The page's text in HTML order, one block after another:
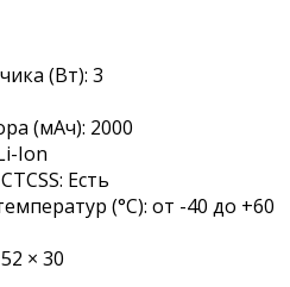
с русской озвучкой,
каналов, работать на
400-470 МГц, с
бесплатно!
рация совместима с другими
в диапазоне LPD, PMR и UHF.
и нужно что бы СР-150
(Вт): 3
(мАч): 2000
Ion
Есть
(°C): от -40 до +60
× 30